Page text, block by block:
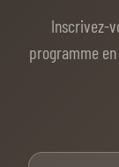
Inscrivez-
programme